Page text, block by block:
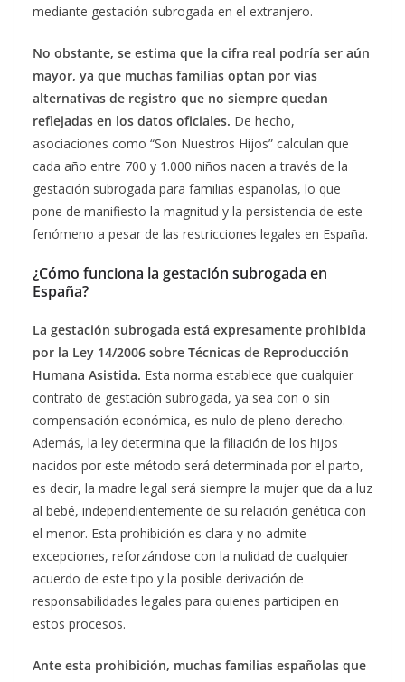
mediante gestación subrogada en el extranjero.
No obstante, se estima que la cifra real podría ser aún
mayor, ya que muchas familias optan por vías
alternativas de registro que no siempre quedan
reflejadas en los datos oficiales. De hecho,
asociaciones como “Son Nuestros Hijos” calculan que
cada año entre 700 y 1.000 niños nacen a través de la
gestación subrogada para familias españolas, lo que
pone de manifiesto la magnitud y la persistencia de este
fenómeno a pesar de las restricciones legales en España.
¿Cómo funciona la gestación subrogada en
España?
La gestación subrogada está expresamente prohibida
por la Ley 14/2006 sobre Técnicas de Reproducción
Humana Asistida. Esta norma establece que cualquier
contrato de gestación subrogada, ya sea con o sin
compensación económica, es nulo de pleno derecho.
Además, la ley determina que la filiación de los hijos
nacidos por este método será determinada por el parto,
es decir, la madre legal será siempre la mujer que da a luz
al bebé, independientemente de su relación genética con
el menor. Esta prohibición es clara y no admite
excepciones, reforzándose con la nulidad de cualquier
acuerdo de este tipo y la posible derivación de
responsabilidades legales para quienes participen en
estos procesos.
Ante esta prohibición, muchas familias españolas que